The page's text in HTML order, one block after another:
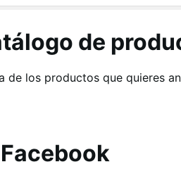
de
los productos que quieres